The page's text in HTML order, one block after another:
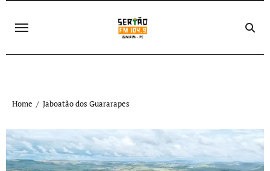
Home Jaboatão dos Guararapes